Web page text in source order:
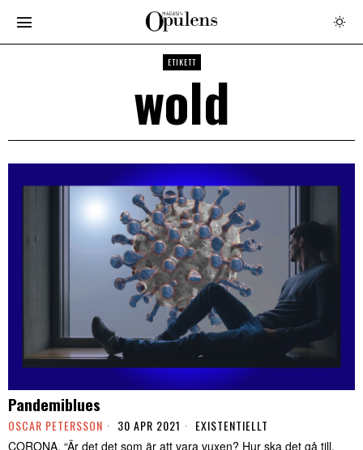
ETIKETT
wold
Pandemiblues
OSCAR PETERSSON 30 APR 2021 EXISTENTIELLT
CORONA. “Är det det som är att vara vuxen? Hur ska det gå till.